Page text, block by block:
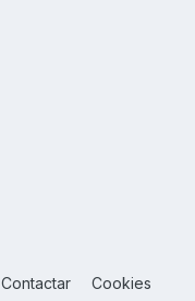
Contactar Cookies